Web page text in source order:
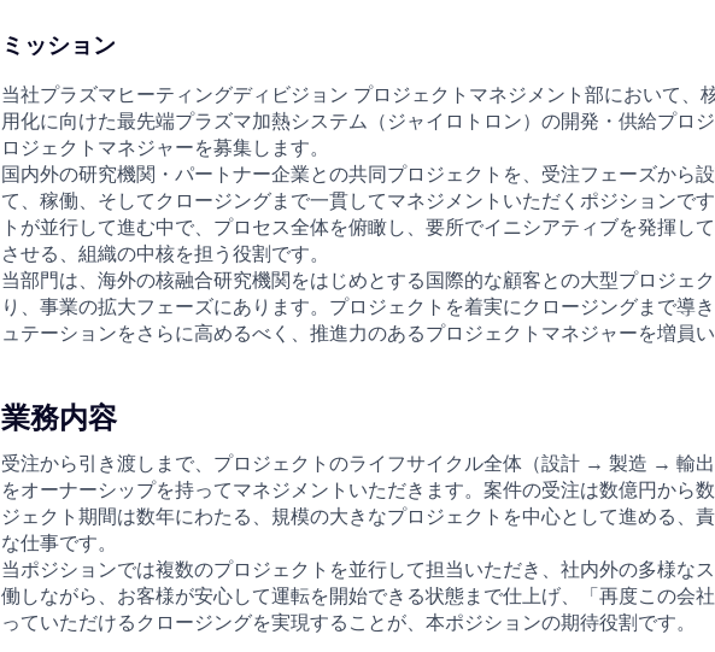
ミッション
当社プラズマヒーティングディビジョン プロジェクトマネジメント部において、
用化に向けた最先端プラズマ加熱システム（ジャイロトロン）の開発・供給プロ
ロジェクトマネジャーを募集します。
国内外の研究機関・パートナー企業との共同プロジェクトを、受注フェーズから
て、稼働、そしてクロージングまで一貫してマネジメントいただくポジションで
トが並行して進む中で、プロセス全体を俯瞰し、要所でイニシアティブを発揮し
させる、組織の中核を担う役割です。
当部門は、海外の核融合研究機関をはじめとする国際的な顧客との大型プロジェ
り、事業の拡大フェーズにあります。プロジェクトを着実にクロージングまで導
ュテーションをさらに高めるべく、推進力のあるプロジェクトマネジャーを増員い
業務内容
受注から引き渡しまで、プロジェクトのライフサイクル全体（設計 → 製造 → 輸
をオーナーシップを持ってマネジメントいただきます。案件の受注は数億円から
ジェクト期間は数年にわたる、規模の大きなプロジェクトを中心として進める、
な仕事です。
当ポジションでは複数のプロジェクトを並行して担当いただき、社内外の多様な
働しながら、お客様が安心して運転を開始できる状態まで仕上げ、「再度この会
っていただけるクロージングを実現することが、本ポジションの期待役割です。